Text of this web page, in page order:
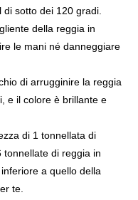
sotto dei 120 gradi.
della reggia in
le mani né danneggiare
di arrugginire la reggia
e il colore è brillante e
di 1 tonnellata di
tonnellate di reggia in
a quello della
te.